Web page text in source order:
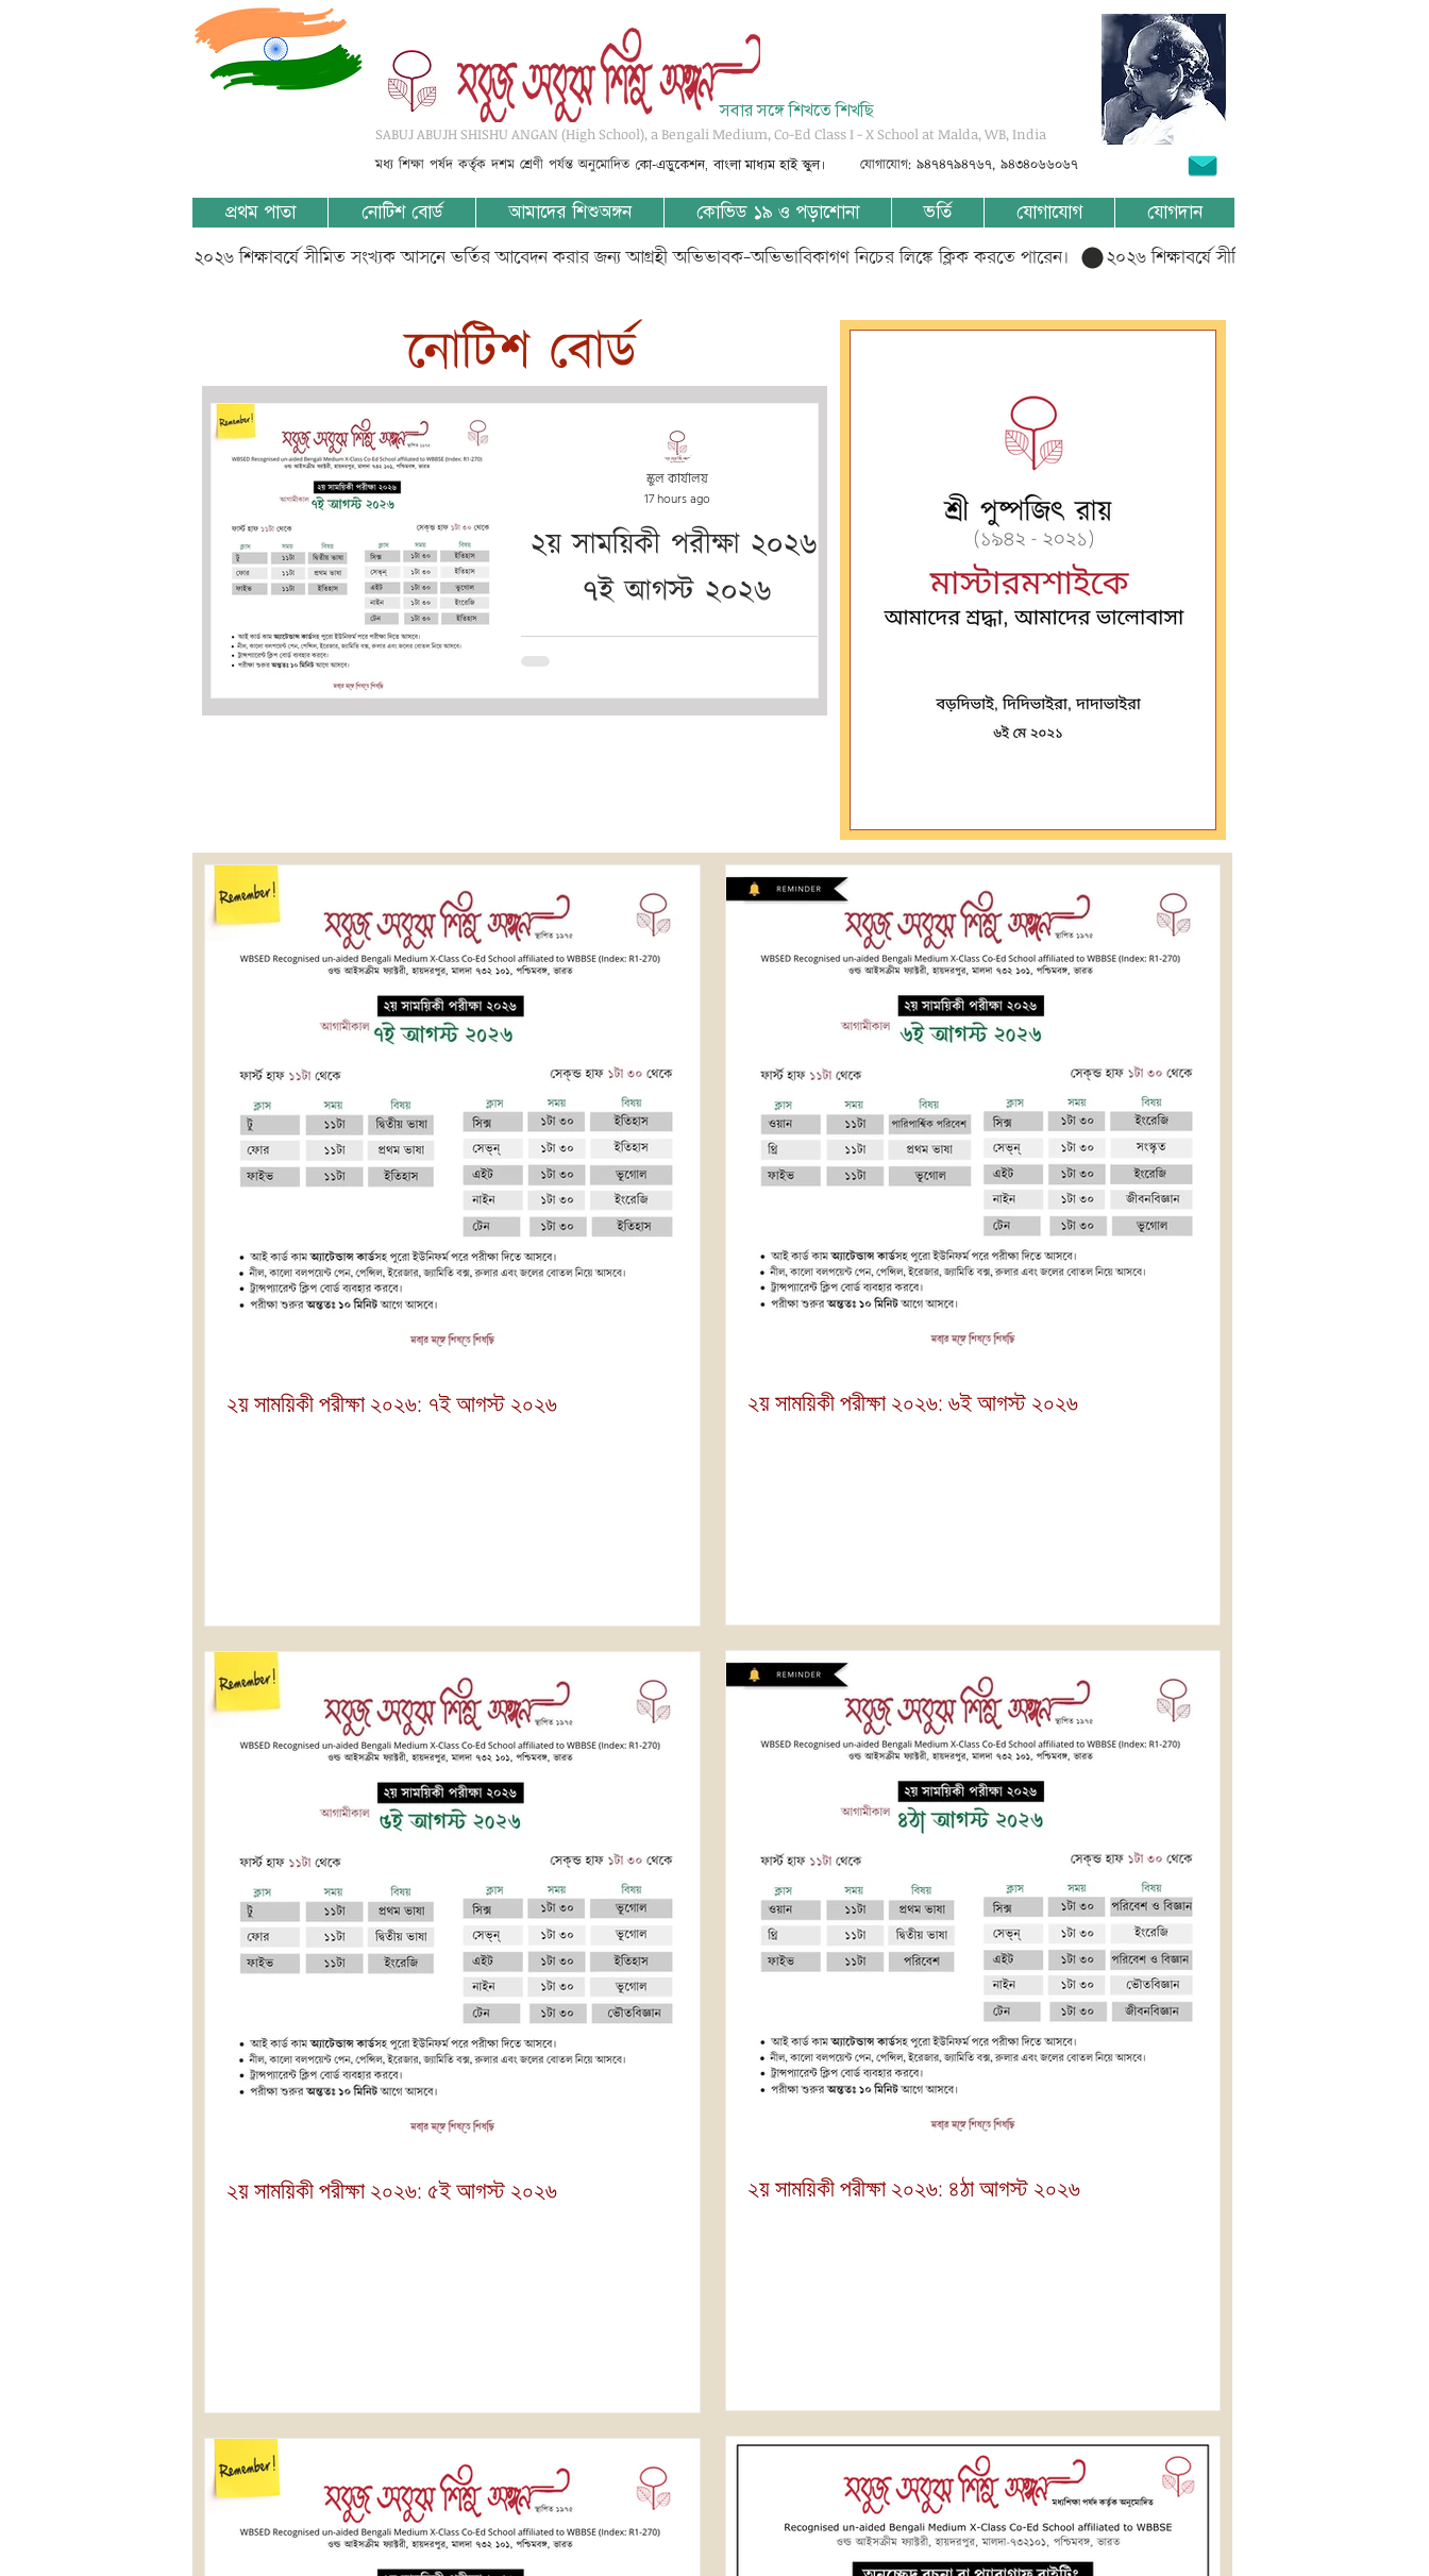
সবার সঙ্গে শিখতে শিখছি
SABUJ ABUJH SHISHU ANGAN (High School), a Bengali Medium, Co-Ed Class I - X School at Malda, WB, India
মধ্য শিক্ষা পর্ষদ কর্তৃক দশম শ্রেণী পর্যন্ত অনুমোদিত কো-এডুকেশন, বাংলা মাধ্যম হাই স্কুল। যোগাযোগ: ৯৪৭৪৭৯৪৭৬৭, ৯৪৩৪০৬৬০৬৭
প্রথম পাতা নোটিশ বোর্ড আমাদের শিশুঅঙ্গন কোভিড ১৯ ও পড়াশোনা ভর্তি যোগাযোগ যোগদান
২০২৬ শিক্ষাবর্ষে সীমিত সংখ্যক আসনে ভর্তির আবেদন করার জন্য আগ্রহী অভিভাবক-অভিভাবিকাগণ নিচের লিঙ্কে ক্লিক করতে পারেন।
​নোটিশ বোর্ড
২য় সাময়িকী পরীক্ষা ২০২৬:
৭ই আগস্ট ২০২৬
স্কুল কার্যালয়
17 hours ago
মাস্টারমশাইকে আমাদের শ্রদ্ধা, আমাদের ভালোবাসা
২য় সাময়িকী পরীক্ষা ২০২৬: ৭ই আগস্ট ২০২৬ ২য় সাময়িকী পরীক্ষা ২০২৬: ৬ই আগস্ট ২০২৬
২য় সাময়িকী পরীক্ষা ২০২৬: ৫ই আগস্ট ২০২৬ ২য় সাময়িকী পরীক্ষা ২০২৬: ৪ঠা আগস্ট ২০২৬